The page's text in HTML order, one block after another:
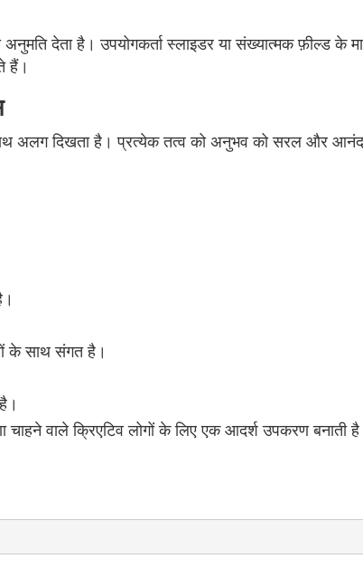
देता है। उपयोगकर्ता स्लाइडर या संख्यात्मक फ़ील्ड के
हैं।
अलग दिखता है। प्रत्येक तत्व को अनुभव को सरल और
के साथ संगत है।
वाले क्रिएटिव लोगों के लिए एक आदर्श उपकरण बनाती